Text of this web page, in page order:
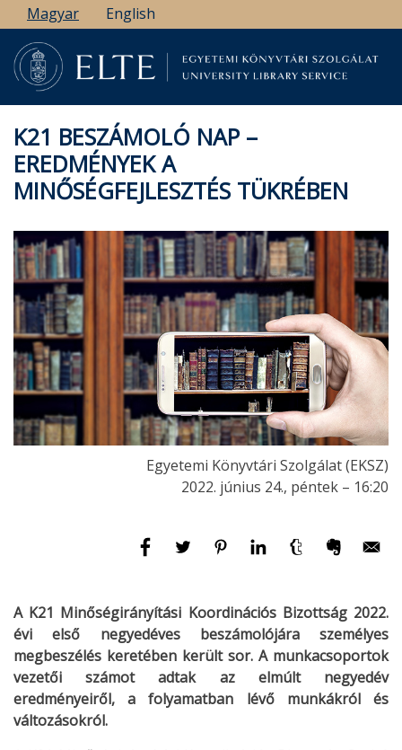
Ugrás
a
tartalomra
Magyar English
K21 BESZÁMOLÓ NAP –
EREDMÉNYEK A
MINŐSÉGFEJLESZTÉS TÜKRÉBEN
Egyetemi Könyvtári Szolgálat (EKSZ)
2022. június 24., péntek – 16:20
A K21 Minőségirányítási Koordinációs Bizottság 2022.
évi első negyedéves beszámolójára személyes
megbeszélés keretében került sor. A munkacsoportok
vezetői számot adtak az elmúlt negyedév
eredményeiről, a folyamatban lévő munkákról és
változásokról.